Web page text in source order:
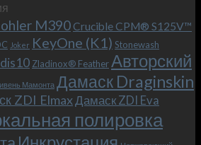
и
клипсой!
Макс
(Mad
Max),
или
как
мы
прикоснулись
к
M390Crucible CPM® S125V™
Joker KeyOne (K1) Stonewash
Zladinox® FeatherАвторский
Мамонта Дамаск Draginskin
ZDI ElmaxДамаск ZDI Eva
полировка